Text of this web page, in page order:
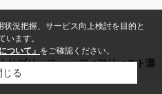
リブリ・フォー ディアリィスト灘
況把握、サービス向上検討を目的と
います。
ついて」 をご確認ください。
じる